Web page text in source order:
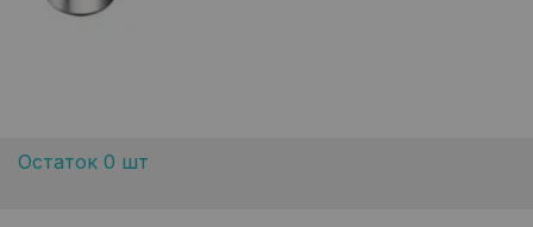
Остаток 0 шт